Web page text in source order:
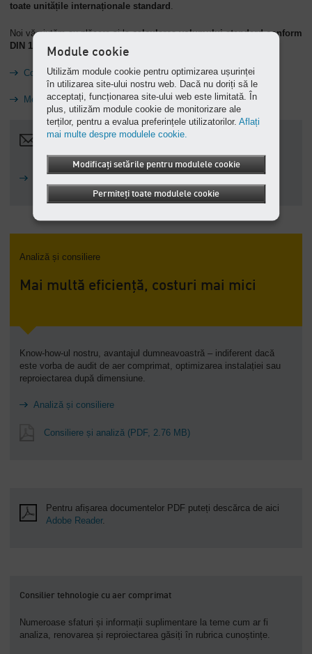
toate unitățile internaționale standard .
Noi vă ajutăm cu plăcere și lacalcularea volumului standard conform
DIN 1343 și ISO 2533
Conversie unități
Metru cub standard
info.romania@kaeser.com
Analiză și consiliere
Mai multă eficiență, costuri mai mici
Know-how-ul nostru, avantajul dumneavoastră – indiferent dacă
este vorba de audit de aer comprimat, optimizarea instalației sau
reproiectarea după dimensiune.
Analiză și consiliere
Consiliere și analiză (PDF, 2.76 MB)
Pentru afișarea documentelor PDF puteți descărca de aici
Adobe Reader.
Consilier tehnologie cu aer comprimat
Numeroase sfaturi și informații suplimentare la teme cum ar fi
analiza, renovarea și reproiectarea găsiți în rubrica cunoștințe.
Module cookie
Utilizăm module cookie pentru optimizarea ușurinței
în utilizarea site-ului nostru web. Dacă nu doriți să le
acceptați, funcționarea site-ului web este limitată. În
plus, utilizăm module cookie de monitorizare ale
terților, pentru a evalua preferințele utilizatorilor.Aflați
mai multe despre modulele cookie.
Modificați setările pentru modulele cookie
Permiteți toate modulele cookie